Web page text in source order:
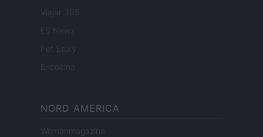
Viajar 365
ES Newz
Pet Story
Encocina
NORD AMERICA
Womanmagazine